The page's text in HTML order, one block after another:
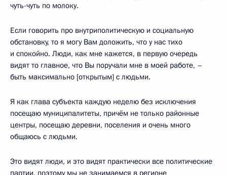
чуть-чуть по молоку.
Если говорить про внутриполитическую и социальную
обстановку, то я могу Вам доложить, что у нас тихо
и спокойно. Люди, как мне кажется, в первую очередь
видят то главное, что Вы поручали мне в моей работе, –
быть максимально [открытым] с людьми.
Я как глава субъекта каждую неделю без исключения
посещаю муниципалитеты, причём не только районные
центры, посещаю деревни, поселения и очень много
общаюсь с людьми.
Это видят люди, и это видят практически все политические